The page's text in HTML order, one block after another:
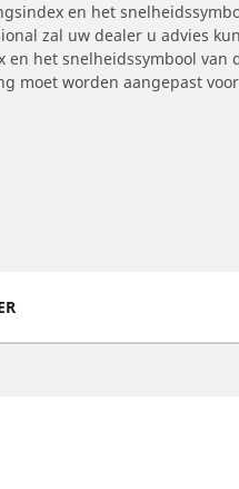
en het
zal uw dealer u advies
en het snelheidssymbool
moet worden aangepast